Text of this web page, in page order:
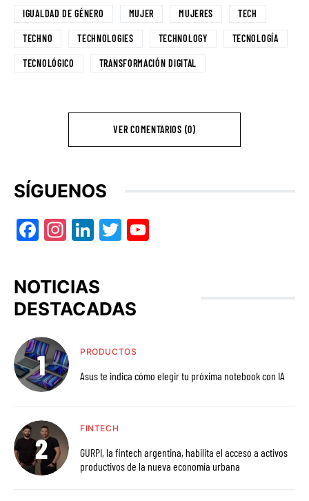
IGUALDAD DE GÉNERO MUJER MUJERES TECH
TECHNO TECHNOLOGIES TECHNOLOGY TECNOLOGÍA
TECNOLÓGICO TRANSFORMACIÓN DIGITAL
VER COMENTARIOS (0)
SÍGUENOS
Facebook
Instagram
LinkedIn
Twitter
NOTICIAS
DESTACADAS
PRODUCTOS
Asus te indica cómo elegir tu próxima notebook con IA
FINTECH
GURPI, la fintech argentina, habilita el acceso a activos
productivos de la nueva economía urbana